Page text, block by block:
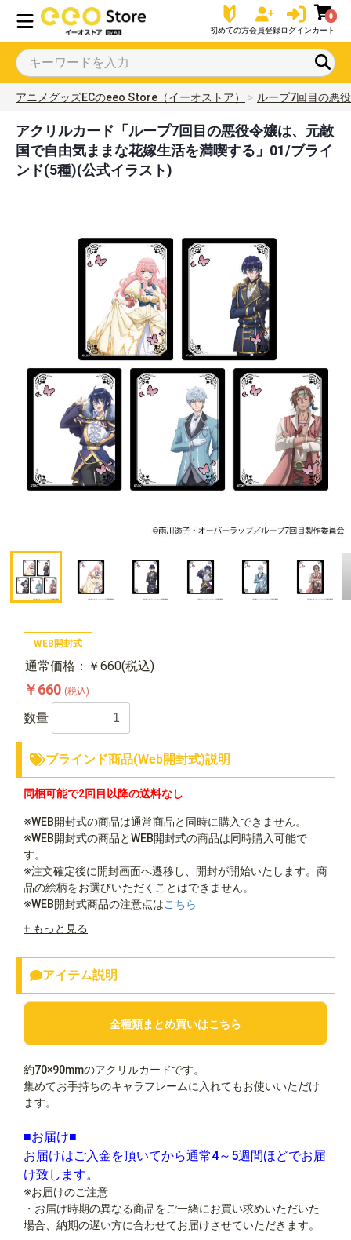
初めての方会員登録ログイン
0
カート
アニメグッズECのeeo Store（イーオストア） ループ7回目の悪
アクリルカード「ループ7回目の悪役令嬢は、元敵
国で自由気ままな花嫁生活を満喫する」01/ブライ
ンド(5種)(公式イラスト)
WEB開封式
通常価格：￥660(税込)
￥660 (税込)
数量
ブラインド商品(Web開封式)説明
同梱可能で2回目以降の送料なし
※WEB開封式の商品は通常商品と同時に購入できません。
※WEB開封式の商品とWEB開封式の商品は同時購入可能で
す。
※注文確定後に開封画面へ遷移し、開封が開始いたします。商
品の絵柄をお選びいただくことはできません。
※WEB開封式商品の注意点はこちら
+ もっと見る
アイテム説明
全種類まとめ買いはこちら
約70×90mmのアクリルカードです。
集めてお手持ちのキャラフレームに入れてもお使いいただけ
ます。
■お届け■
お届けはご入金を頂いてから通常4～5週間ほどでお届
け致します。
※お届けのご注意
・お届け時期の異なる商品をご一緒にお買い求めいただいた
場合、納期の遅い方に合わせてお届けさせていただきます。